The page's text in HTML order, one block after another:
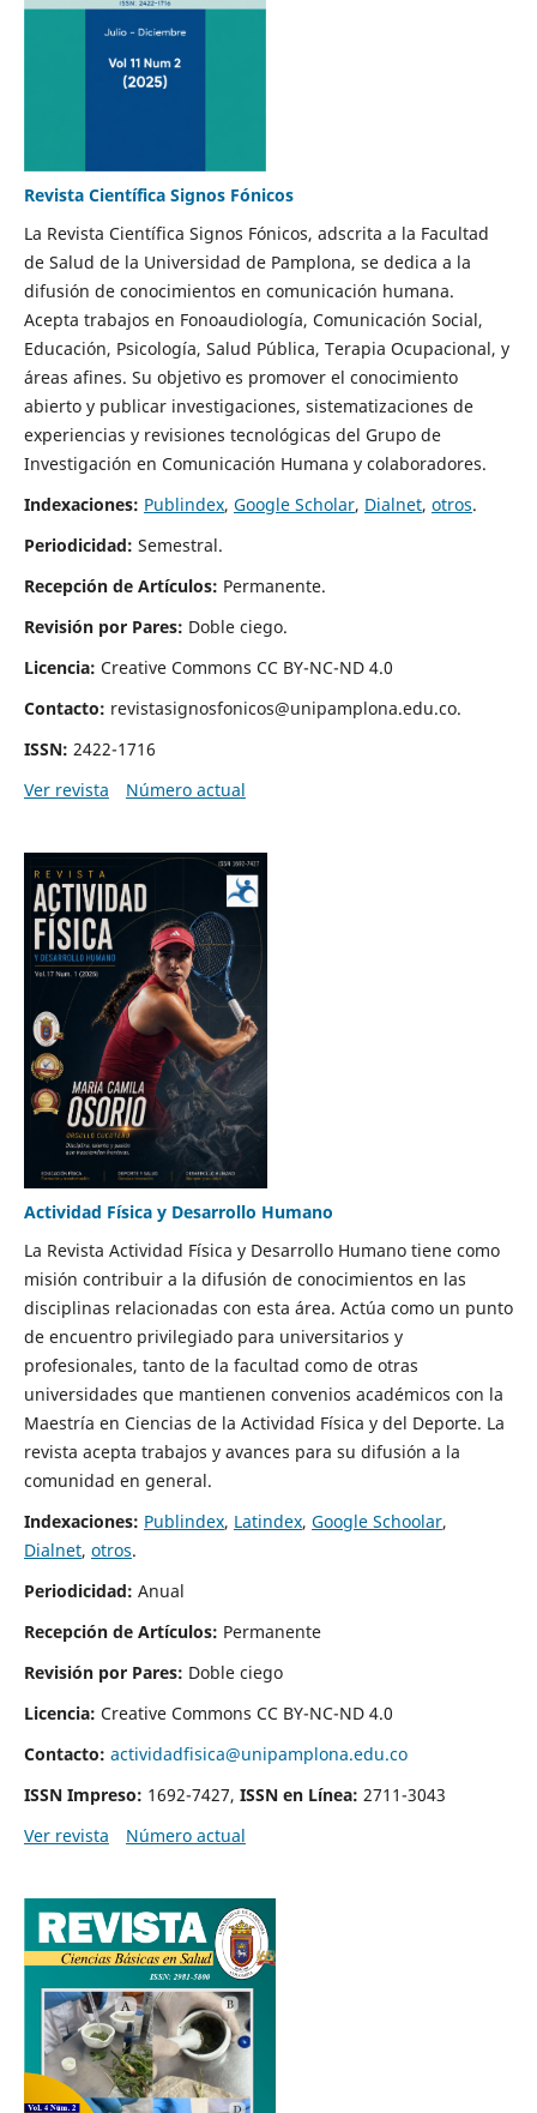
Revista Científica Signos Fónicos
La Revista Científica Signos Fónicos, adscrita a la Facultad
de Salud de la Universidad de Pamplona, se dedica a la
difusión de conocimientos en comunicación humana.
Acepta trabajos en Fonoaudiología, Comunicación Social,
Educación, Psicología, Salud Pública, Terapia Ocupacional, y
áreas afines. Su objetivo es promover el conocimiento
abierto y publicar investigaciones, sistematizaciones de
experiencias y revisiones tecnológicas del Grupo de
Investigación en Comunicación Humana y colaboradores.
Indexaciones: Publindex, Google Scholar, Dialnet, otros.
Periodicidad: Semestral.
Recepción de Artículos: Permanente.
Revisión por Pares: Doble ciego.
Licencia: Creative Commons CC BY-NC-ND 4.0
Contacto: revistasignosfonicos@unipamplona.edu.co.
ISSN: 2422-1716
Ver revista
Número actual
Actividad Física y Desarrollo Humano
La Revista Actividad Física y Desarrollo Humano tiene como
misión contribuir a la difusión de conocimientos en las
disciplinas relacionadas con esta área. Actúa como un punto
de encuentro privilegiado para universitarios y
profesionales, tanto de la facultad como de otras
universidades que mantienen convenios académicos con la
Maestría en Ciencias de la Actividad Física y del Deporte. La
revista acepta trabajos y avances para su difusión a la
comunidad en general.
Indexaciones: Publindex, Latindex, Google Schoolar,
Dialnet, otros.
Periodicidad: Anual
Recepción de Artículos: Permanente
Revisión por Pares: Doble ciego
Licencia: Creative Commons CC BY-NC-ND 4.0
Contacto: actividadfisica@unipamplona.edu.co
ISSN Impreso: 1692-7427, ISSN en Línea: 2711-3043
Ver revista
Número actual